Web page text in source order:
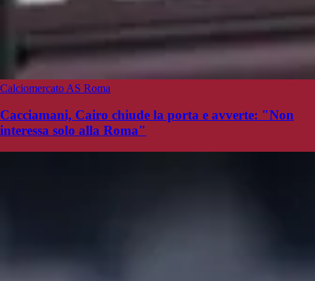
Calciomercato AS Roma
Cacciamani, Cairo chiude la porta e avverte: "Non
interessa solo alla Roma"